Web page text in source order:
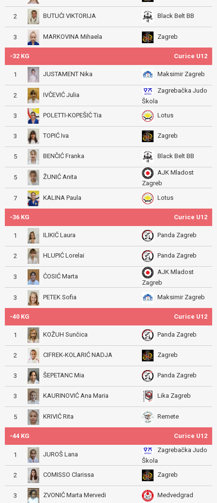
2 BUTUĆI VIKTORIJA Black Belt BB
3 MARKOVINA Mihaela Zagreb
-32 KG Curice U12
1 JUSTAMENT Nika Maksimir Zagreb
2 IVČEVIĆ Julia
Zagrebačka Judo
Škola
3
POLETTI-KOPEŠIĆ Tia Lotus
3 TOPIĆ Iva Zagreb
5 BENČIĆ Franka Black Belt BB
5 ŽUNIĆ Anita
AJK Mladost
Zagreb
7 KALINA Paula Lotus
-36 KG Curice U12
1 ILIKIĆ Laura Panda Zagreb
2 HLUPIĆ Lorelai Panda Zagreb
3 ĆOSIĆ Marta
AJK Mladost
Zagreb
3 PETEK Sofia Maksimir Zagreb
-40 KG Curice U12
1 KOŽUH Sunčica Panda Zagreb
2 CIFREK-KOLARIĆ NADJA Zagreb
3 ŠEPETANC Mia Panda Zagreb
3 KAURINOVIĆ Ana Maria Lika Zagreb
5 KRIVIĆ Rita Remete
-44 KG Curice U12
1 JUROŠ Lana
Zagrebačka Judo
Škola
2
COMISSO Clarissa Zagreb
3 ZVONIĆ Marta Mervedi Medvedgrad